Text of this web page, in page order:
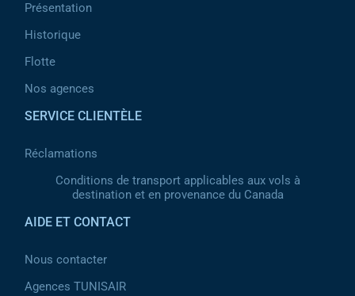
Présentation
Historique
Flotte
Nos agences
SERVICE CLIENTÈLE
Réclamations
Conditions de transport applicables aux vols à
destination et en provenance du Canada
AIDE ET CONTACT
Nous contacter
Agences TUNISAIR